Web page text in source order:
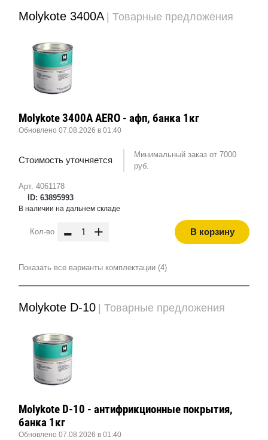
Molykote 3400A | Товарные предложения
Арт. 4061178
ID: 63895993
Molykote 3400A AERO - афп, банка 1кг
Обновлено 07.08.2026 в 01:40
Стоимость уточняется
Минимальный заказ от 7000
руб.
В наличии на дальнем складе
Кол-во - + В корзину
Показать все варианты комплектации (4)
Molykote D-10 | Товарные предложения
Molykote D-10 - антифрикционные покрытия,
банка 1кг
Обновлено 07.08.2026 в 01:40